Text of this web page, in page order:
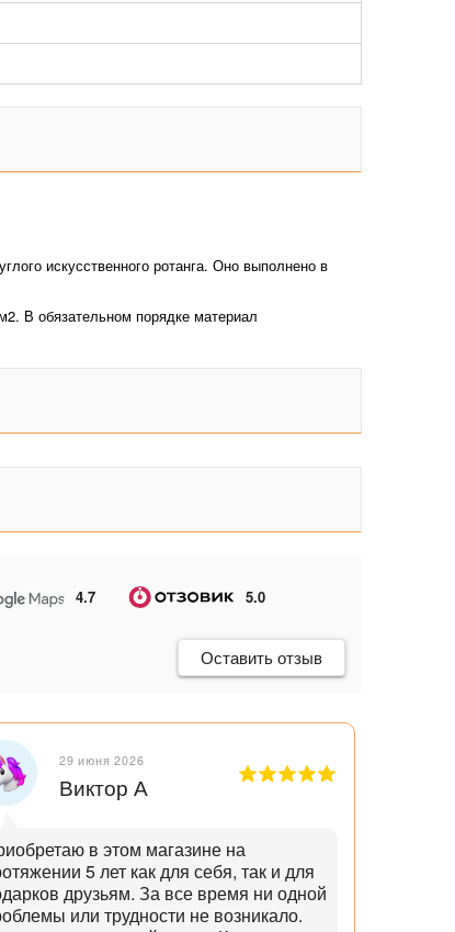
искусственного ротанга. Оно выполнено в
В обязательном порядке материал
4.7 5.0
Оставить отзыв
29 июня 2026
Виктор А
в этом магазине на
5 лет как для себя, так и для
друзьям. За все время ни одной
или трудности не возникало.